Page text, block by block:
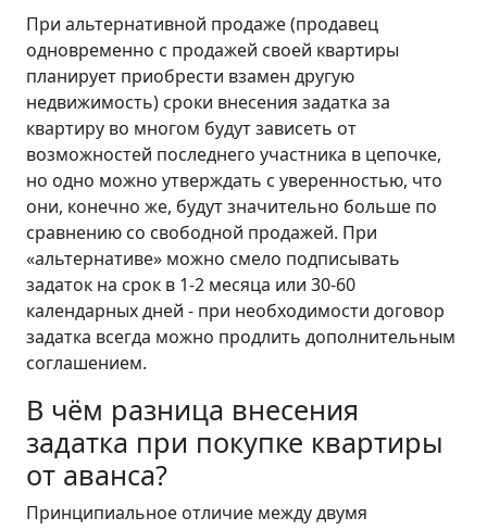
При альтернативной продаже (продавец
одновременно с продажей своей квартиры
планирует приобрести взамен другую
недвижимость) сроки внесения задатка за
квартиру во многом будут зависеть от
возможностей последнего участника в цепочке,
но одно можно утверждать с уверенностью, что
они, конечно же, будут значительно больше по
сравнению со свободной продажей. При
«альтернативе» можно смело подписывать
задаток на срок в 1-2 месяца или 30-60
календарных дней - при необходимости договор
задатка всегда можно продлить дополнительным
соглашением.
В чём разница внесения
задатка при покупке квартиры
от аванса?
Принципиальное отличие между двумя